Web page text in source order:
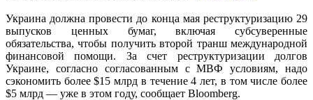
Украина должна провести до конца мая реструктуризацию 29
выпусков ценных бумаг, включая субсуверенные
обязательства, чтобы получить второй транш международной
финансовой помощи. За счет реструктуризации долгов
Украине, согласно согласованным с МВФ условиям, надо
сэкономить более $15 млрд в течение 4 лет, в том числе более
$5 млрд — уже в этом году, сообщает Bloomberg.